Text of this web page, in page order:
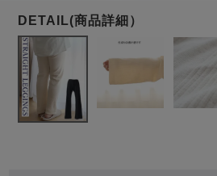
売れ筋ランキング
売れ筋ランキング
- Item Ranking -
目的別でさがす一覧は
すべてのメン
ズ
前開き